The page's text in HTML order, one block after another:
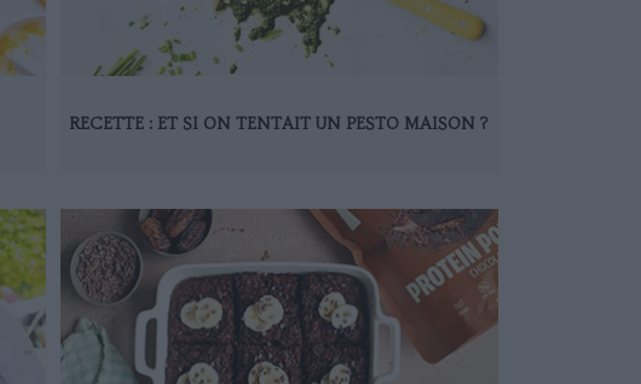
RECETTE : ET SI ON TENTAIT UN PESTO MAISON ?